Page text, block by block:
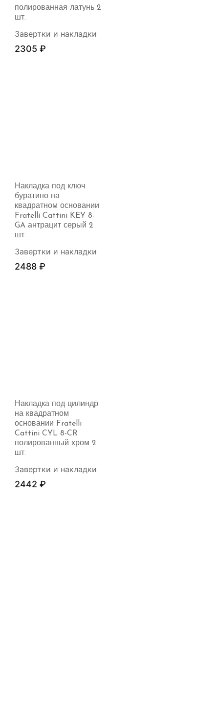
полированная латунь 2
шт.
Завертки и накладки
2305 ₽
Накладка под ключ
буратино на
квадратном основании
Fratelli Cattini KEY 8-
GA антрацит серый 2
шт.
Завертки и накладки
2488 ₽
Накладка под цилиндр
на квадратном
основании Fratelli
Cattini CYL 8-CR
полированный хром 2
шт.
Завертки и накладки
2442 ₽